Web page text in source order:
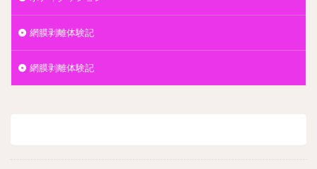
網膜剥離体験記
網膜剥離体験記